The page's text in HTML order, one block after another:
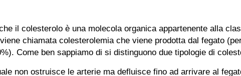
il colesterolo è una molecola organica appartenente alla
chiamata colesterolemia che viene prodotta dal fegato
Come ben sappiamo di si distinguono due tipologie di
non ostruisce le arterie ma defluisce fino ad arrivare al